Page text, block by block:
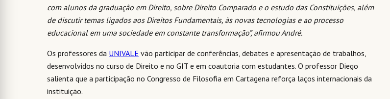
com alunos da graduação em Direito, sobre Direito Comparado e o estudo das Constituições, além
de discutir temas ligados aos Direitos Fundamentais, às novas tecnologias e ao processo
educacional em uma sociedade em constante transformação”, afirmou André.
Os professores da UNIVALE vão participar de conferências, debates e apresentação de trabalhos,
desenvolvidos no curso de Direito e no GIT e em coautoria com estudantes. O professor Diego
salienta que a participação no Congresso de Filosofia em Cartagena reforça laços internacionais da
instituição.